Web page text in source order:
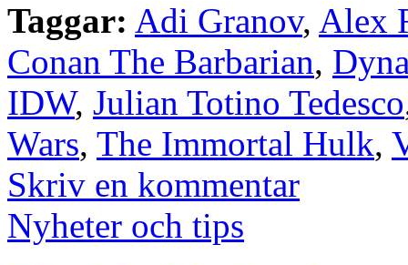
Taggar: Adi Granov, Alex
Conan The Barbarian,
IDW, Julian Totino Tedesco
Wars, The Immortal Hulk,
Skriv en kommentar
Nyheter och tips